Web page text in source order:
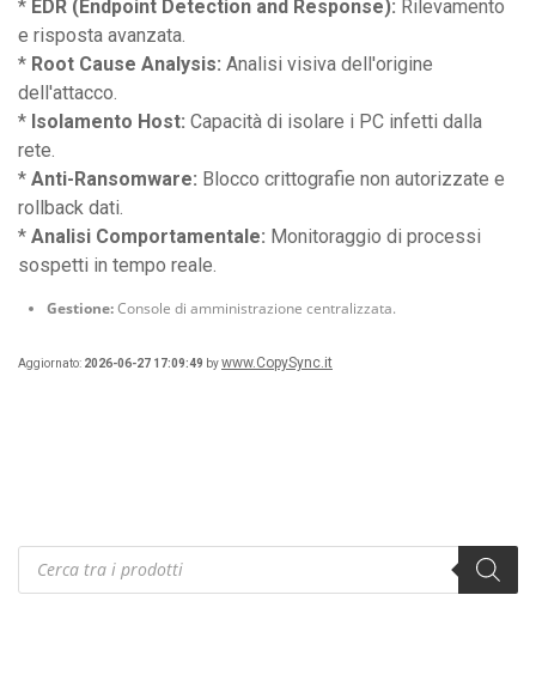
* EDR (Endpoint Detection and Response): Rilevamento
e risposta avanzata.
* Root Cause Analysis: Analisi visiva dell'origine
dell'attacco.
* Isolamento Host: Capacità di isolare i PC infetti dalla
rete.
* Anti-Ransomware: Blocco crittografie non autorizzate e
rollback dati.
* Analisi Comportamentale: Monitoraggio di processi
sospetti in tempo reale.
Gestione:Console di amministrazione centralizzata.
Aggiornato: 2026-06-27 17:09:49 bywww.CopySync.it
Products
search